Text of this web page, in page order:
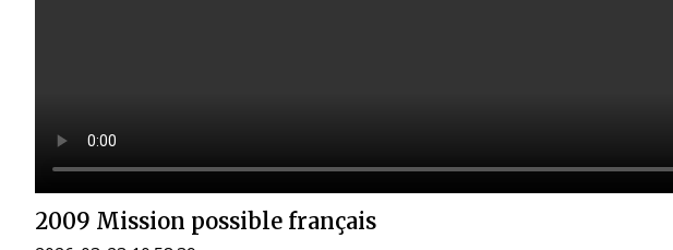
2009 Mission possible français